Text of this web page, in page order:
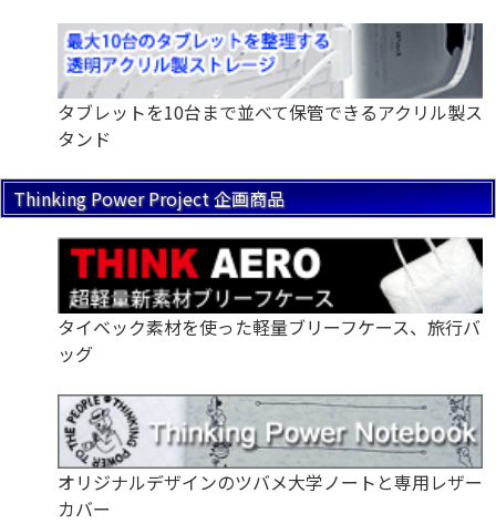
タブレットを10台まで並べて保管できるアクリル製ス
タンド
Thinking Power Project 企画商品
タイベック素材を使った軽量ブリーフケース、旅行バ
ッグ
オリジナルデザインのツバメ大学ノートと専用レザー
カバー